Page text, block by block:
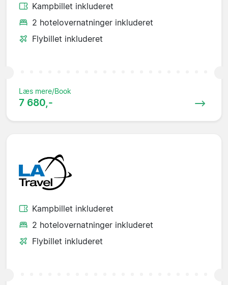
Kampbillet inkluderet
2 hotelovernatninger inkluderet
Flybillet inkluderet
Læs mere/Book
7 680,-
Kampbillet inkluderet
2 hotelovernatninger inkluderet
Flybillet inkluderet